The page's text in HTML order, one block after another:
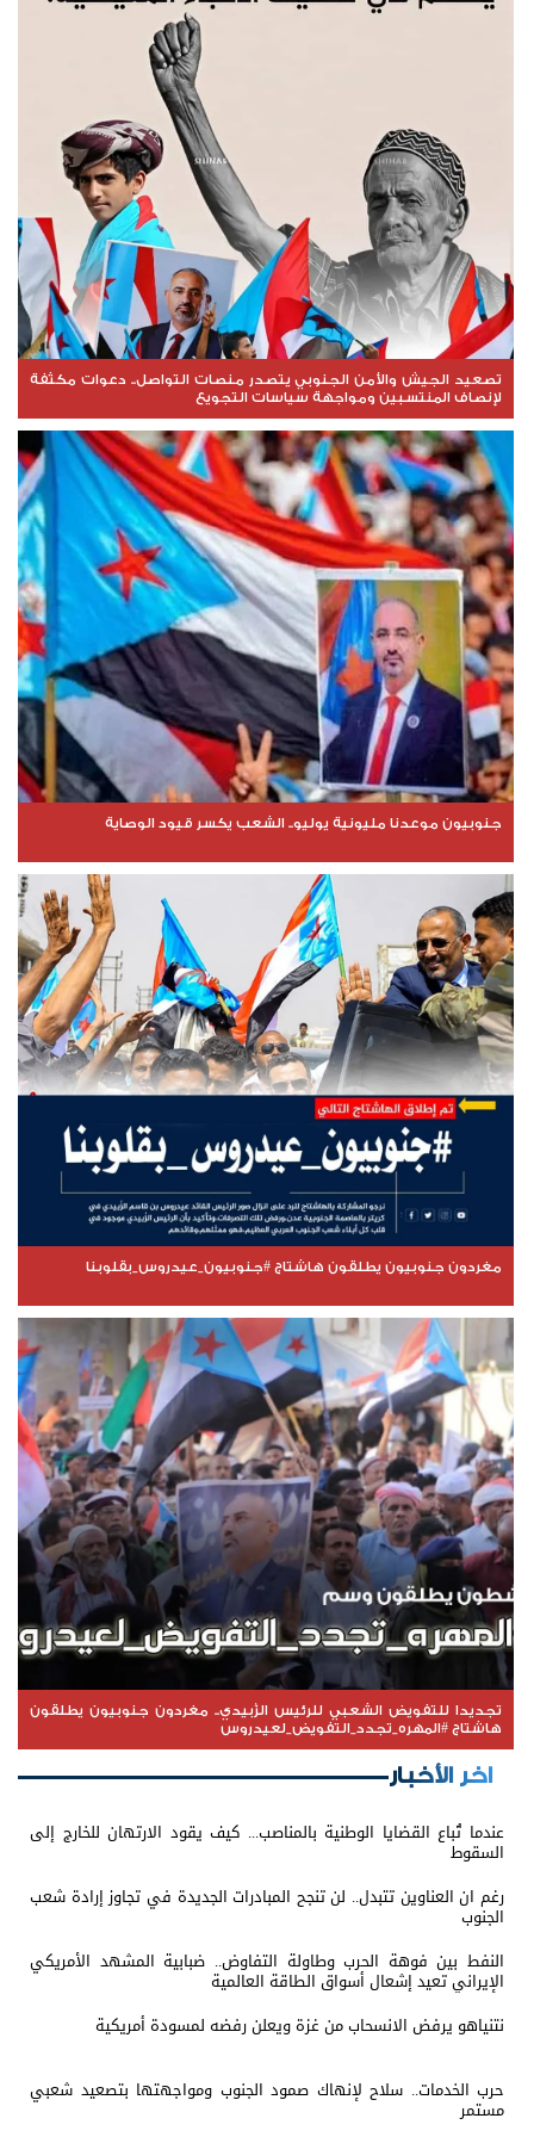
تصعيد الجيش والأمن الجنوبي يتصدر منصات التواصل.. دعوات مكثفة
لإنصاف المنتسبين ومواجهة سياسات التجويع
جنوبيون موعدنا مليونية يوليو.. الشعب يكسر قيود الوصاية
مغردون جنوبيون يطلقون هاشتاج #جنوبيون_عيدروس_بقلوبنا
تجديدا للتفويض الشعبي للرئيس الزُبيدي.. مغردون جنوبيون يطلقون
هاشتاج #المهره_تجدد_التفويض_لعيدروس
اخر الأخبار
عندما تُباع القضايا الوطنية بالمناصب... كيف يقود الارتهان للخارج إلى
السقوط
رغم ان العناوين تتبدل.. لن تنجح المبادرات الجديدة في تجاوز إرادة شعب
الجنوب
النفط بين فوهة الحرب وطاولة التفاوض.. ضبابية المشهد الأمريكي
الإيراني تعيد إشعال أسواق الطاقة العالمية
نتنياهو يرفض الانسحاب من غزة ويعلن رفضه لمسودة أمريكية
حرب الخدمات.. سلاح لإنهاك صمود الجنوب ومواجهتها بتصعيد شعبي
مستمر